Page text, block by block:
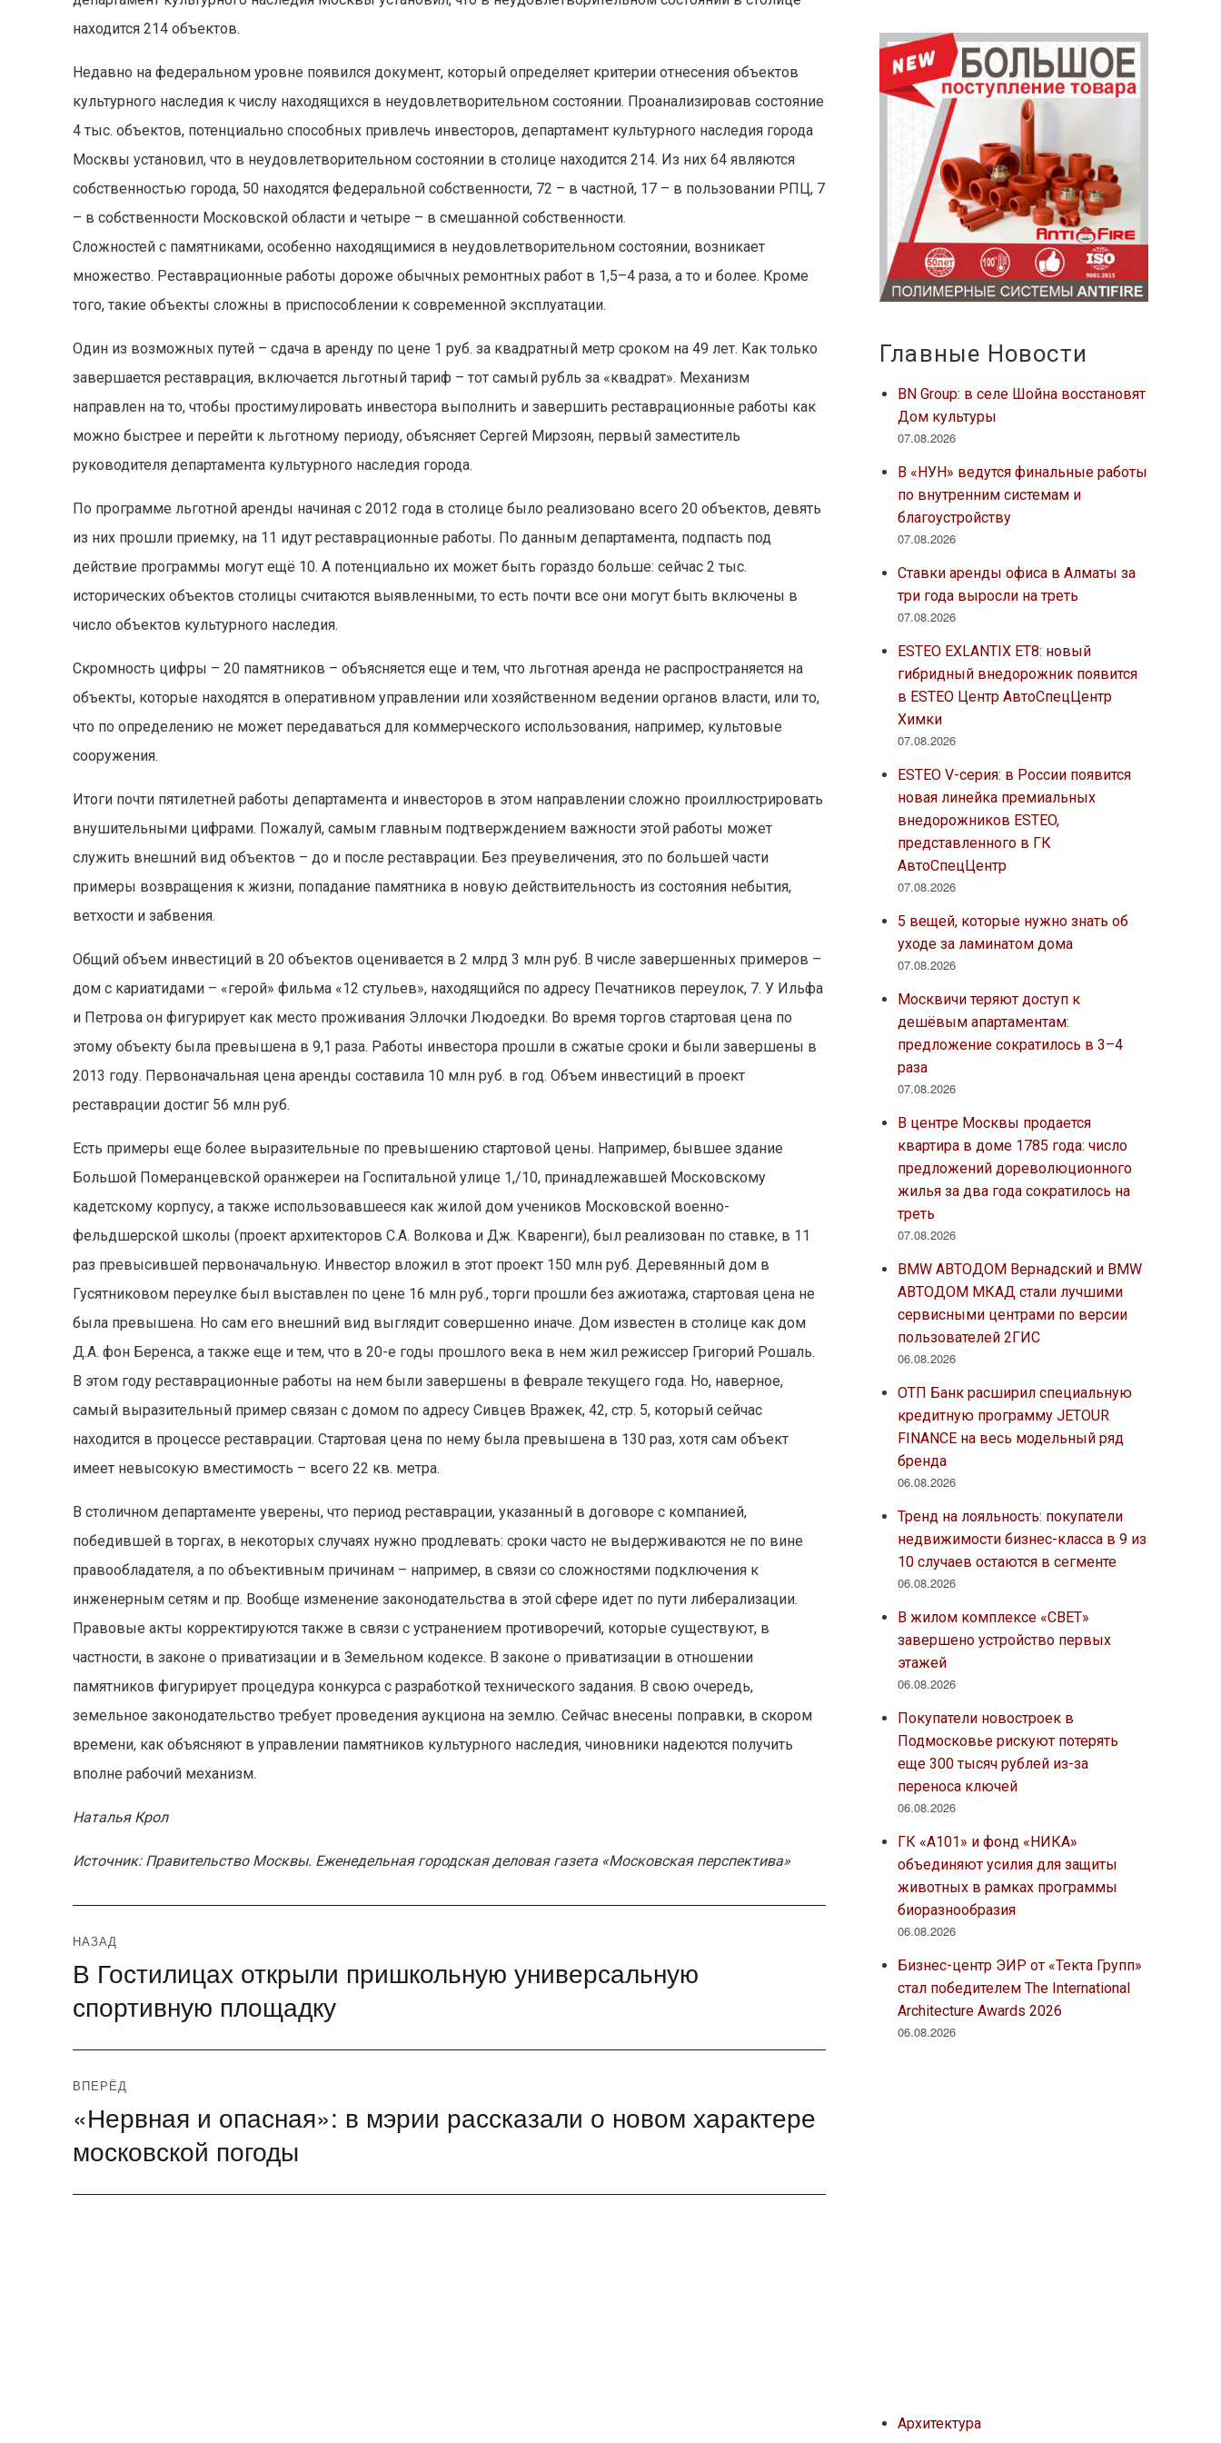
находится 214 объектов.
Недавно на федеральном уровне появился документ, который определяет критерии отнесения объектов
культурного наследия к числу находящихся в неудовлетворительном состоянии. Проанализировав состояние
4 тыс. объектов, потенциально способных привлечь инвесторов, департамент культурного наследия города
Москвы установил, что в неудовлетворительном состоянии в столице находится 214. Из них 64 являются
собственностью города, 50 находятся федеральной собственности, 72 – в частной, 17 – в пользовании РПЦ, 7
– в собственности Московской области и четыре – в смешанной собственности.
Сложностей с памятниками, особенно находящимися в неудовлетворительном состоянии, возникает
множество. Реставрационные работы дороже обычных ремонтных работ в 1,5–4 раза, а то и более. Кроме
того, такие объекты сложны в приспособлении к современной эксплуатации.
Один из возможных путей – сдача в аренду по цене 1 руб. за квадратный метр сроком на 49 лет. Как только
завершается реставрация, включается льготный тариф – тот самый рубль за «квадрат». Механизм
направлен на то, чтобы простимулировать инвестора выполнить и завершить реставрационные работы как
можно быстрее и перейти к льготному периоду, объясняет Сергей Мирзоян, первый заместитель
руководителя департамента культурного наследия города.
По программе льготной аренды начиная с 2012 года в столице было реализовано всего 20 объектов, девять
из них прошли приемку, на 11 идут реставрационные работы. По данным департамента, подпасть под
действие программы могут ещё 10. А потенциально их может быть гораздо больше: сейчас 2 тыс.
исторических объектов столицы считаются выявленными, то есть почти все они могут быть включены в
число объектов культурного наследия.
Скромность цифры – 20 памятников – объясняется еще и тем, что льготная аренда не распространяется на
объекты, которые находятся в оперативном управлении или хозяйственном ведении органов власти, или то,
что по определению не может передаваться для коммерческого использования, например, культовые
сооружения.
Итоги почти пятилетней работы департамента и инвесторов в этом направлении сложно проиллюстрировать
внушительными цифрами. Пожалуй, самым главным подтверждением важности этой работы может
служить внешний вид объектов – до и после реставрации. Без преувеличения, это по большей части
примеры возвращения к жизни, попадание памятника в новую действительность из состояния небытия,
ветхости и забвения.
Общий объем инвестиций в 20 объектов оценивается в 2 млрд 3 млн руб. В числе завершенных примеров –
дом с кариатидами – «герой» фильма «12 стульев», находящийся по адресу Печатников переулок, 7. У Ильфа
и Петрова он фигурирует как место проживания Эллочки Людоедки. Во время торгов стартовая цена по
этому объекту была превышена в 9,1 раза. Работы инвестора прошли в сжатые сроки и были завершены в
2013 году. Первоначальная цена аренды составила 10 млн руб. в год. Объем инвестиций в проект
реставрации достиг 56 млн руб.
Есть примеры еще более выразительные по превышению стартовой цены. Например, бывшее здание
Большой Померанцевской оранжереи на Госпитальной улице 1,/10, принадлежавшей Московскому
кадетскому корпусу, а также использовавшееся как жилой дом учеников Московской военно-
фельдшерской школы (проект архитекторов С.А. Волкова и Дж. Кваренги), был реализован по ставке, в 11
раз превысившей первоначальную. Инвестор вложил в этот проект 150 млн руб. Деревянный дом в
Гусятниковом переулке был выставлен по цене 16 млн руб., торги прошли без ажиотажа, стартовая цена не
была превышена. Но сам его внешний вид выглядит совершенно иначе. Дом известен в столице как дом
Д.А. фон Беренса, а также еще и тем, что в 20-е годы прошлого века в нем жил режиссер Григорий Рошаль.
В этом году реставрационные работы на нем были завершены в феврале текущего года. Но, наверное,
самый выразительный пример связан с домом по адресу Сивцев Вражек, 42, стр. 5, который сейчас
находится в процессе реставрации. Стартовая цена по нему была превышена в 130 раз, хотя сам объект
имеет невысокую вместимость – всего 22 кв. метра.
В столичном департаменте уверены, что период реставрации, указанный в договоре с компанией,
победившей в торгах, в некоторых случаях нужно продлевать: сроки часто не выдерживаются не по вине
правообладателя, а по объективным причинам – например, в связи со сложностями подключения к
инженерным сетям и пр. Вообще изменение законодательства в этой сфере идет по пути либерализации.
Правовые акты корректируются также в связи с устранением противоречий, которые существуют, в
частности, в законе о приватизации и в Земельном кодексе. В законе о приватизации в отношении
памятников фигурирует процедура конкурса с разработкой технического задания. В свою очередь,
земельное законодательство требует проведения аукциона на землю. Сейчас внесены поправки, в скором
времени, как объясняют в управлении памятников культурного наследия, чиновники надеются получить
вполне рабочий механизм.
Наталья Крол
Источник: Правительство Москвы. Еженедельная городская деловая газета «Московская перспектива»
Навигация
по
записям
НАЗАД
Предыдущая
В Гостилицах открыли пришкольную универсальную
спортивную площадку
ВПЕРЁД
Следующая
запись:
«Нервная и опасная»: в мэрии рассказали о новом характере
московской погоды
Главные Новости
BN Group: в селе Шойна восстановят
Дом культуры
07.08.2026
В «НУН» ведутся финальные работы
по внутренним системам и
благоустройству
07.08.2026
Ставки аренды офиса в Алматы за
три года выросли на треть
07.08.2026
ESTEO EXLANTIX ET8: новый
гибридный внедорожник появится
в ESTEO Центр АвтоСпецЦентр
Химки
07.08.2026
ESTEO V-серия: в России появится
новая линейка премиальных
внедорожников ESTEO,
представленного в ГК
АвтоСпецЦентр
07.08.2026
5 вещей, которые нужно знать об
уходе за ламинатом дома
07.08.2026
Москвичи теряют доступ к
дешёвым апартаментам:
предложение сократилось в 3–4
раза
07.08.2026
В центре Москвы продается
квартира в доме 1785 года: число
предложений дореволюционного
жилья за два года сократилось на
треть
07.08.2026
BMW АВТОДОМ Вернадский и BMW
АВТОДОМ МКАД стали лучшими
сервисными центрами по версии
пользователей 2ГИС
06.08.2026
ОТП Банк расширил специальную
кредитную программу JETOUR
FINANCE на весь модельный ряд
бренда
06.08.2026
Тренд на лояльность: покупатели
недвижимости бизнес-класса в 9 из
10 случаев остаются в сегменте
06.08.2026
В жилом комплексе «СВЕТ»
завершено устройство первых
этажей
06.08.2026
Покупатели новостроек в
Подмосковье рискуют потерять
еще 300 тысяч рублей из-за
переноса ключей
06.08.2026
ГК «А101» и фонд «НИКА»
объединяют усилия для защиты
животных в рамках программы
биоразнообразия
06.08.2026
Бизнес-центр ЭИР от «Текта Групп»
стал победителем The International
Architecture Awards 2026
06.08.2026
Архитектура